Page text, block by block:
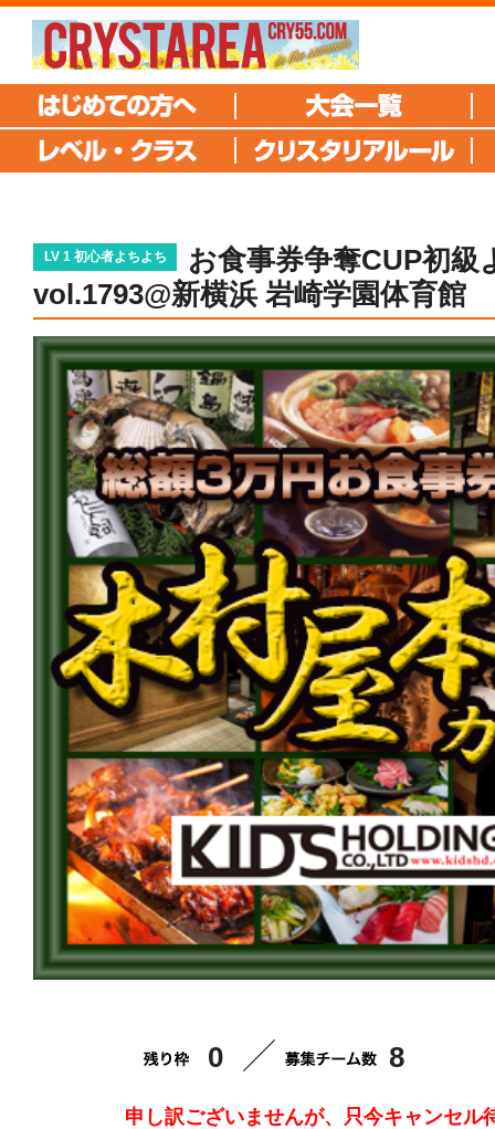
LV 1 初心者よちよち
お食事券争奪CUP初級
vol.1793@新横浜 岩崎学園体育館
0 8
申し訳ございませんが、只今キャンセル